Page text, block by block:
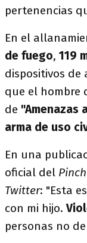
pertenencias
En el
de fuego, 119
dispositivos
que el hombre
de "Amenazas
arma de uso
En una
oficial del
Twitter: "Esta
con mi hijo.
personas no